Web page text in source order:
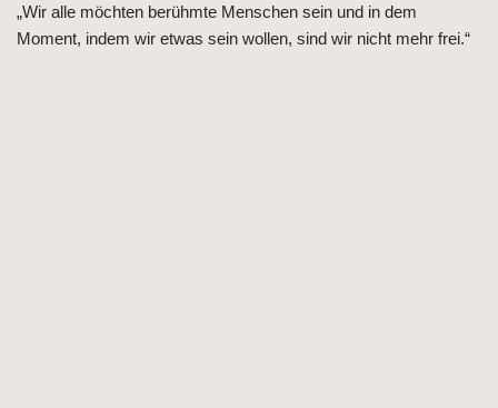
„Wir alle möchten berühmte Menschen sein und in dem
Moment, indem wir etwas sein wollen, sind wir nicht mehr frei.“